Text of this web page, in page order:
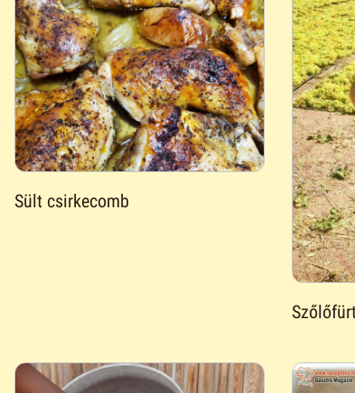
Sült csirkecomb